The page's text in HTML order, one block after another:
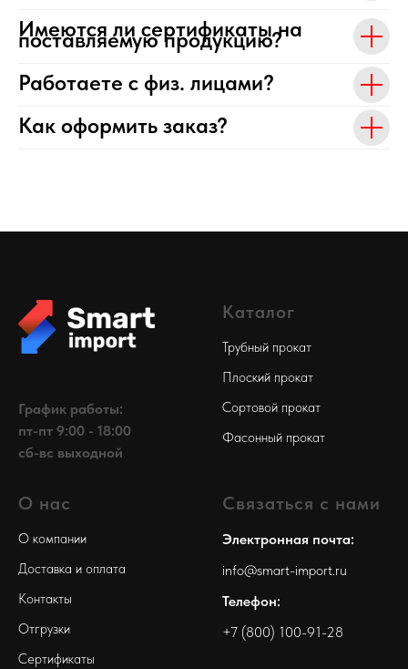
Имеются ли сертификаты на
поставляемую продукцию?
Работаете с физ. лицами?
Как оформить заказ?
График работы:
пт-пт 9:00 - 18:00
сб-вс выходной
Каталог
Трубный прокат
Плоский прокат
Сортовой прокат
Фасонный прокат
О нас
О компании
Доставка и оплата
Контакты
Отгрузки
Сертификаты
Связаться с нами
Электронная почта:
info@smart-import.ru
Телефон:
+7 (800) 100-91-28